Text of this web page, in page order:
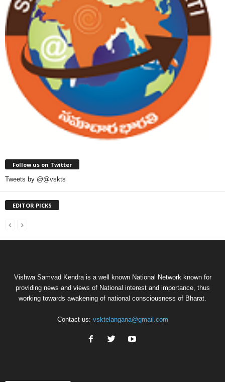
Follow us on Twitter
Tweets by @@vskts
EDITOR PICKS
Vishwa Samvad Kendra is a well known National Network known for
providing news and views of National interest and importance, thus
working towards awakening of national consciousness of Bharat.
Contact us: vsktelangana@gmail.com